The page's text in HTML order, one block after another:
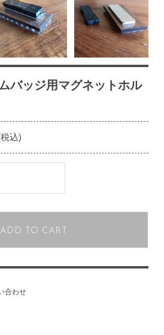
バッジ用マグネットホル
込)
ADD TO CART
合わせ